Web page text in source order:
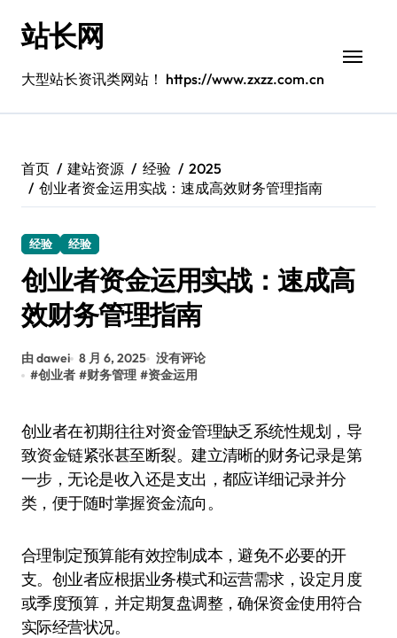
站长网
大型站长资讯类网站！ https://www.zxzz.com.cn
首页 建站资源 经验
2025
创业者资金运用实战：速成高效财务管理指南
经验 经验
创业者资金运用实战：速成高
效财务管理指南
由 dawei 8 月 6, 2025 没有评论
#创业者 #财务管理 #资金运用
创业者在初期往往对资金管理缺乏系统性规划，导
致资金链紧张甚至断裂。建立清晰的财务记录是第
一步，无论是收入还是支出，都应详细记录并分
类，便于随时掌握资金流向。
合理制定预算能有效控制成本，避免不必要的开
支。创业者应根据业务模式和运营需求，设定月度
或季度预算，并定期复盘调整，确保资金使用符合
实际经营状况。